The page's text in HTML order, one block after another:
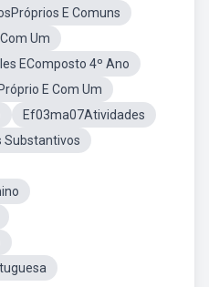
E Comuns
Um
EComposto 4º Ano
E Com Um
Ef03ma07Atividades
Substantivos